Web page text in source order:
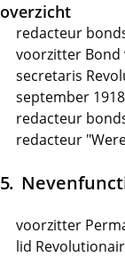
overzicht
redacteur
voorzitter Bond
secretaris
september
redacteur
redacteur
voorzitter
lid